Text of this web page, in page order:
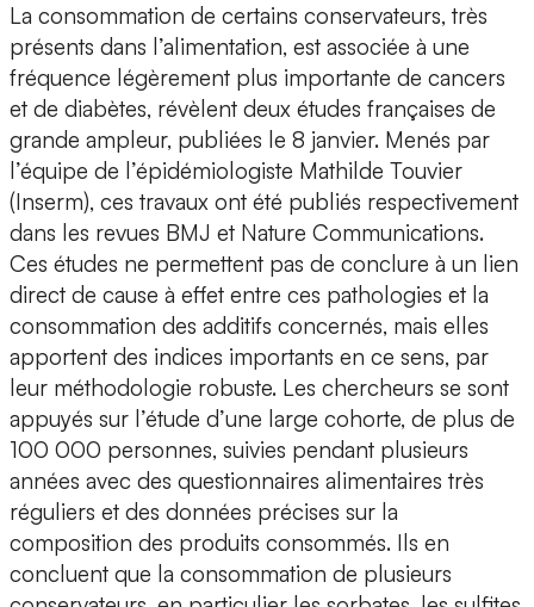
La consommation de certains conservateurs, très
présents dans l’alimentation, est associée à une
fréquence légèrement plus importante de cancers
et de diabètes, révèlent deux études françaises de
grande ampleur, publiées le 8 janvier. Menés par
l’équipe de l’épidémiologiste Mathilde Touvier
(Inserm), ces travaux ont été publiés respectivement
dans les revues BMJ et Nature Communications.
Ces études ne permettent pas de conclure à un lien
direct de cause à effet entre ces pathologies et la
consommation des additifs concernés, mais elles
apportent des indices importants en ce sens, par
leur méthodologie robuste. Les chercheurs se sont
appuyés sur l’étude d’une large cohorte, de plus de
100 000 personnes, suivies pendant plusieurs
années avec des questionnaires alimentaires très
réguliers et des données précises sur la
composition des produits consommés. Ils en
concluent que la consommation de plusieurs